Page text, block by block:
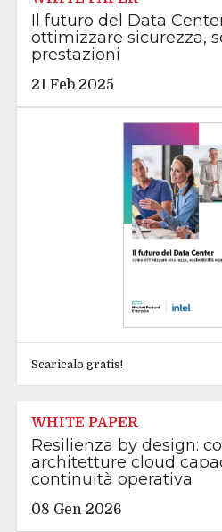
Il futuro del Data
ottimizzare sicurezza,
prestazioni
21 Feb 2025
Scaricalo gratis!
WHITE PAPER
Resilienza by design:
architetture cloud
continuità operativa
08 Gen 2026